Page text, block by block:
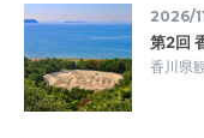
2026/
第2回
香川県